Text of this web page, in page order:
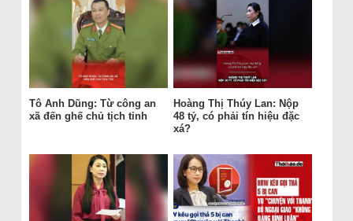
Tô Anh Dũng: Từ công an
xã đến ghế chủ tịch tỉnh
Hoàng Thị Thúy Lan: Nộp
48 tỷ, có phải tín hiệu đặc
xá?